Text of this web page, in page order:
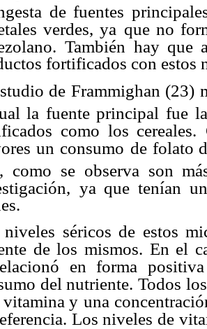
de fuentes
verdes, ya que no
También hay que
fortificados con estos
de Frammighan (23)
la fuente principal fue
como los cereales.
un consumo de folato
como se observa son
ya que tenían
séricos de estos
de los mismos. En el
en forma
del nutriente. Todos
vitamina y una
Los niveles de